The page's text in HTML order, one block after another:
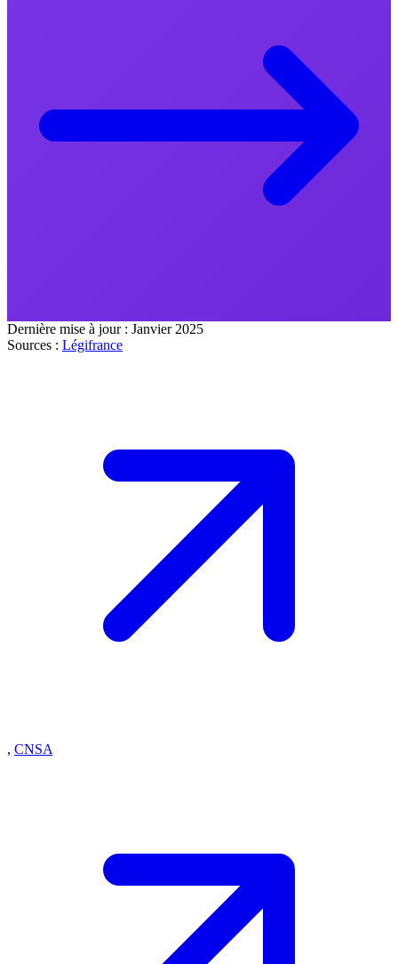
Dernière mise à jour : Janvier 2025
Sources : Légifrance
, CNSA